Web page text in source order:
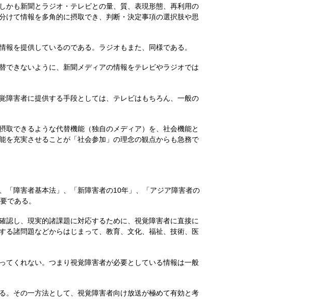
かも新聞とラジオ・テレビとの量、質、表現形態、再利用の
て情報を多角的に摂取でき、判断・決定事項の選択肢や思
を提供しているのである。ラジオもまた、同様である。
きないように、新聞メディアの情報をテレビやラジオでは
害者に提供する手段としては、テレビはもちろん、一般の
できるような代替機能（独自のメディア）を、社会機能と
を充実させることが「社会参加」の理念の観点からも急務で
障害者基本法」、「新障害者の10年」、「アジア障害者の
である。
し、現実的諸課題に対応するために、視覚障害者に直接に
る諸問題などからはじまって、教育、文化、福祉、技術、医
くれない。つまり視覚障害者が必要としている情報は一般
その一方法として、視覚障害者向け放送が極めて有効と考